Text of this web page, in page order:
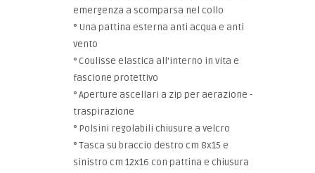
emergenza a scomparsa nel collo
° Una pattina esterna anti acqua e anti
vento
° Coulisse elastica all'interno in vita e
fascione protettivo
° Aperture ascellari a zip per aerazione -
traspirazione
° Polsini regolabili chiusure a velcro
° Tasca su braccio destro cm 8x15 e
sinistro cm 12x16 con pattina e chiusura